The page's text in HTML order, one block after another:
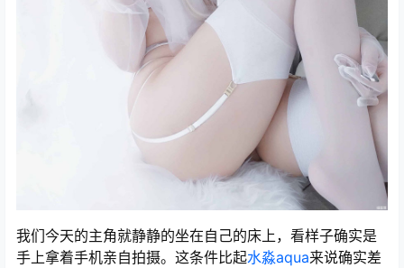
我们今天的主角就静静的坐在自己的床上，看样子确实是
手上拿着手机亲自拍摄。这条件比起水淼aqua来说确实差